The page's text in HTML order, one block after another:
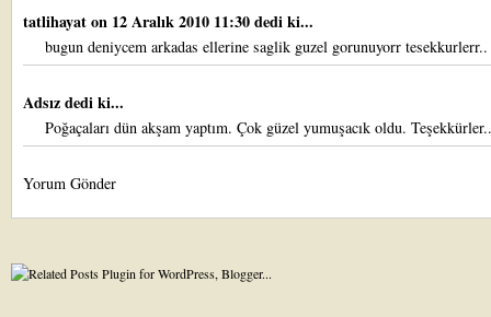
tatlihayaton 12 Aralık 2010 11:30 dedi ki...
bugun deniycem arkadas ellerine saglik guzel gorunuyorr tesekkurlerr..
Adsız dedi ki...
Poğaçaları dün akşam yaptım. Çok güzel yumuşacık oldu.
Yorum Gönder